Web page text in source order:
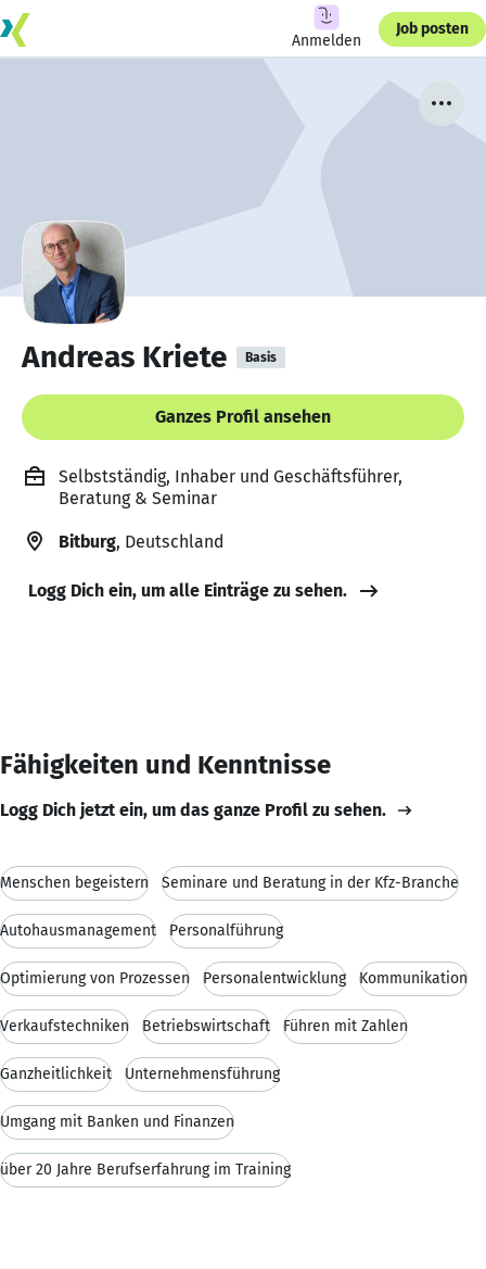
Anmelden
Job posten
Andreas Kriete Basis
Ganzes Profil ansehen
Selbstständig, Inhaber und Geschäftsführer,
Beratung & Seminar
Bitburg, Deutschland
Logg Dich ein, um alle Einträge zu sehen.
Fähigkeiten und Kenntnisse
Logg Dich jetzt ein, um das ganze Profil zu sehen.
Menschen begeistern Seminare und Beratung in der Kfz-Branche
Autohausmanagement Personalführung
Optimierung von Prozessen Personalentwicklung Kommunikation
Verkaufstechniken Betriebswirtschaft Führen mit Zahlen
Ganzheitlichkeit Unternehmensführung
Umgang mit Banken und Finanzen
über 20 Jahre Berufserfahrung im Training